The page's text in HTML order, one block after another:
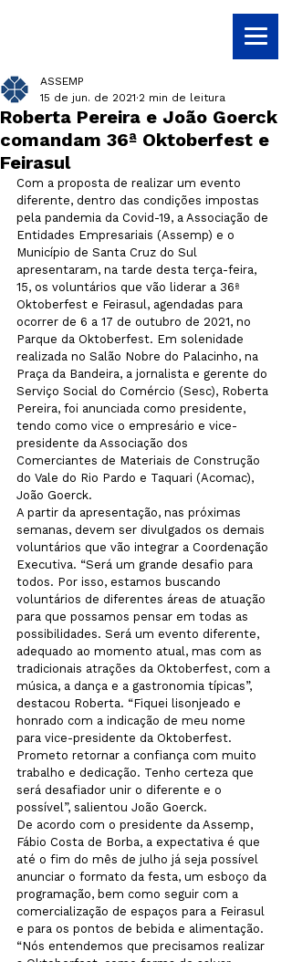
Roberta Pereira e João Goerck
comandam 36ª Oktoberfest e
Feirasul
ASSEMP
15 de jun. de 2021 2 min de leitura
Com a proposta de realizar um evento
diferente, dentro das condições impostas
pela pandemia da Covid-19, a Associação de
Entidades Empresariais (Assemp) e o
Município de Santa Cruz do Sul
apresentaram, na tarde desta terça-feira,
15, os voluntários que vão liderar a 36ª
Oktoberfest e Feirasul, agendadas para
ocorrer de 6 a 17 de outubro de 2021, no
Parque da Oktoberfest. Em solenidade
realizada no Salão Nobre do Palacinho, na
Praça da Bandeira, a jornalista e gerente do
Serviço Social do Comércio (Sesc), Roberta
Pereira, foi anunciada como presidente,
tendo como vice o empresário e vice-
presidente da Associação dos
Comerciantes de Materiais de Construção
do Vale do Rio Pardo e Taquari (Acomac),
João Goerck.
A partir da apresentação, nas próximas
semanas, devem ser divulgados os demais
voluntários que vão integrar a Coordenação
Executiva. “Será um grande desafio para
todos. Por isso, estamos buscando
voluntários de diferentes áreas de atuação
para que possamos pensar em todas as
possibilidades. Será um evento diferente,
adequado ao momento atual, mas com as
tradicionais atrações da Oktoberfest, com a
música, a dança e a gastronomia típicas”,
destacou Roberta. “Fiquei lisonjeado e
honrado com a indicação de meu nome
para vice-presidente da Oktoberfest.
Prometo retornar a confiança com muito
trabalho e dedicação. Tenho certeza que
será desafiador unir o diferente e o
possível”, salientou João Goerck.
De acordo com o presidente da Assemp,
Fábio Costa de Borba, a expectativa é que
até o fim do mês de julho já seja possível
anunciar o formato da festa, um esboço da
programação, bem como seguir com a
comercialização de espaços para a Feirasul
e para os pontos de bebida e alimentação.
“Nós entendemos que precisamos realizar